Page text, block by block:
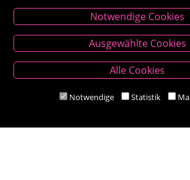
Kontakt
Besold Buch-Papier
Hauptplatz 14, 9300 St. Veit an der
M:bestellung@besold.at
Notwendige Cookies
Ausgewählte Cookies
Alle Cookies
Notwendige Statistik